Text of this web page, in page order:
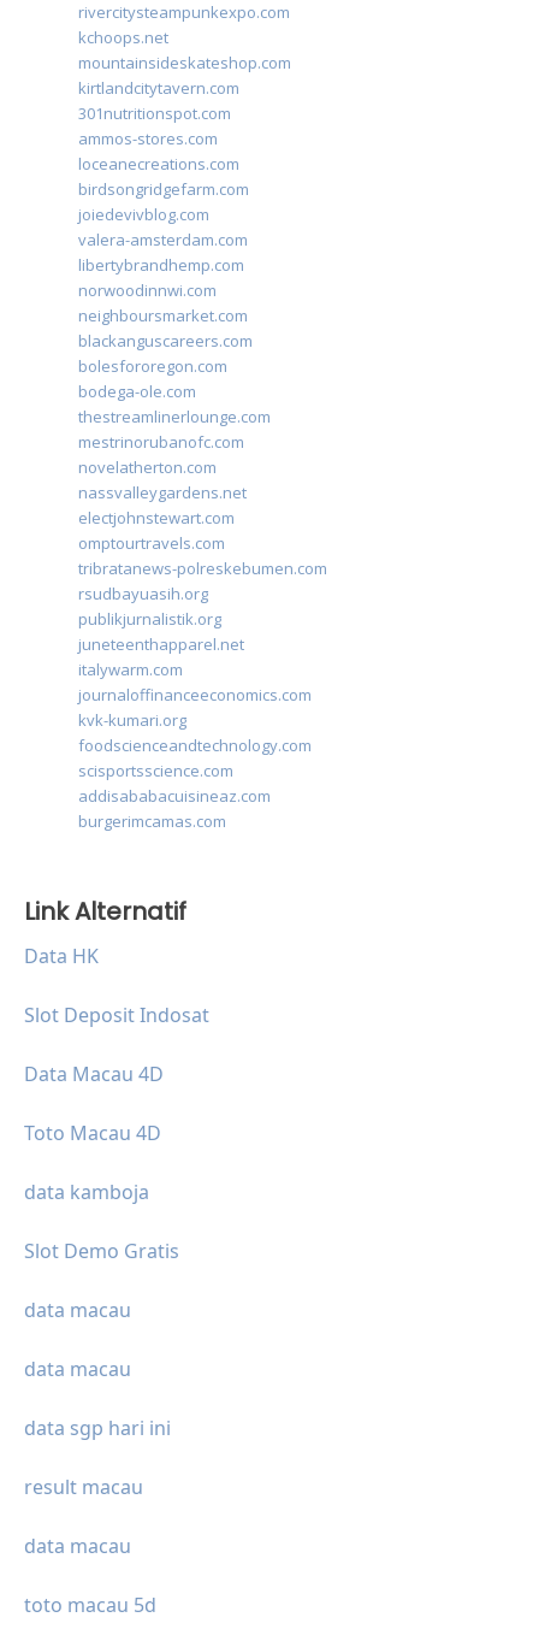
rivercitysteampunkexpo.com
kchoops.net
mountainsideskateshop.com
kirtlandcitytavern.com
301nutritionspot.com
ammos-stores.com
loceanecreations.com
birdsongridgefarm.com
joiedevivblog.com
valera-amsterdam.com
libertybrandhemp.com
norwoodinnwi.com
neighboursmarket.com
blackanguscareers.com
bolesfororegon.com
bodega-ole.com
thestreamlinerlounge.com
mestrinorubanofc.com
novelatherton.com
nassvalleygardens.net
electjohnstewart.com
omptourtravels.com
tribratanews-polreskebumen.com
rsudbayuasih.org
publikjurnalistik.org
juneteenthapparel.net
italywarm.com
journaloffinanceeconomics.com
kvk-kumari.org
foodscienceandtechnology.com
scisportsscience.com
addisababacuisineaz.com
burgerimcamas.com
Link Alternatif
Data HK
Slot Deposit Indosat
Data Macau 4D
Toto Macau 4D
data kamboja
Slot Demo Gratis
data macau
data macau
data sgp hari ini
result macau
data macau
toto macau 5d